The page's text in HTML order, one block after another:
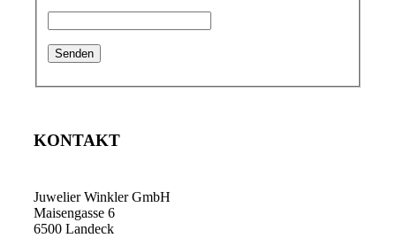
KONTAKT
Juwelier Winkler GmbH
Maisengasse 6
6500 Landeck